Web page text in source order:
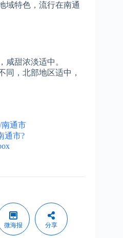
域特色，流行在南通
咸甜浓淡适中。
同，北部地区适中，
南通市
通市?
微海报 分享